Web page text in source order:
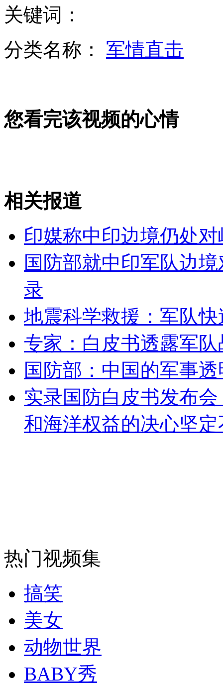
武汉小学消防逃生演习 登上101米消防云梯
市民明星分手：娱乐圈浮躁是关键
公安部：十起肉制品犯罪典型案例公布
山西运城恶犬咬伤多人 警民合力深夜将其击毙
无痛分娩是否安全 医生回应
外交部：反对强权政治霸凌主义
外交部：有关国家言论片面不公正
安徽一实载49人客车翻车
纽约上演“枕头大战”
司机酒驾遇交警 急速倒车逃窜
关键词：
分类名称： 军情直击
您看完该视频的心情
相关报道
印媒称中印边境仍处
国防部就中印军队边
录
地震科学救援：军队
专家：白皮书透露军
国防部：中国的军事
实录国防白皮书发布
和海洋权益的决心坚定
热门视频集
搞笑
美女
动物世界
BABY秀